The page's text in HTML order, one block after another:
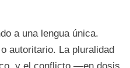
a una lengua única.
autoritario. La pluralidad